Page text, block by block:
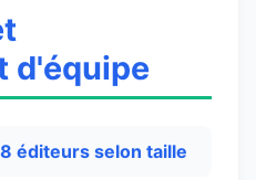
d'équipe
éditeurs selon taille